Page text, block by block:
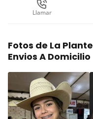
Llamar
Fotos de La
Envios A Domicilio